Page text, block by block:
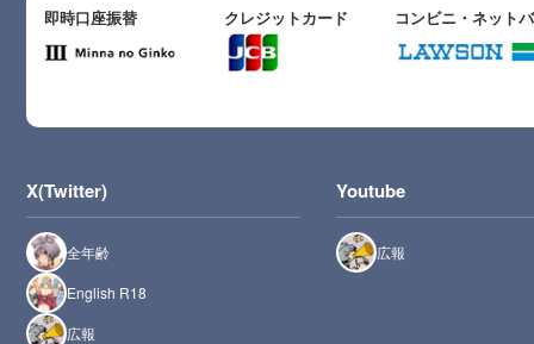
即時口座振替 クレジットカード コンビニ・ネット
X(Twitter)
全年齢
English R18
広報
Youtube
広報